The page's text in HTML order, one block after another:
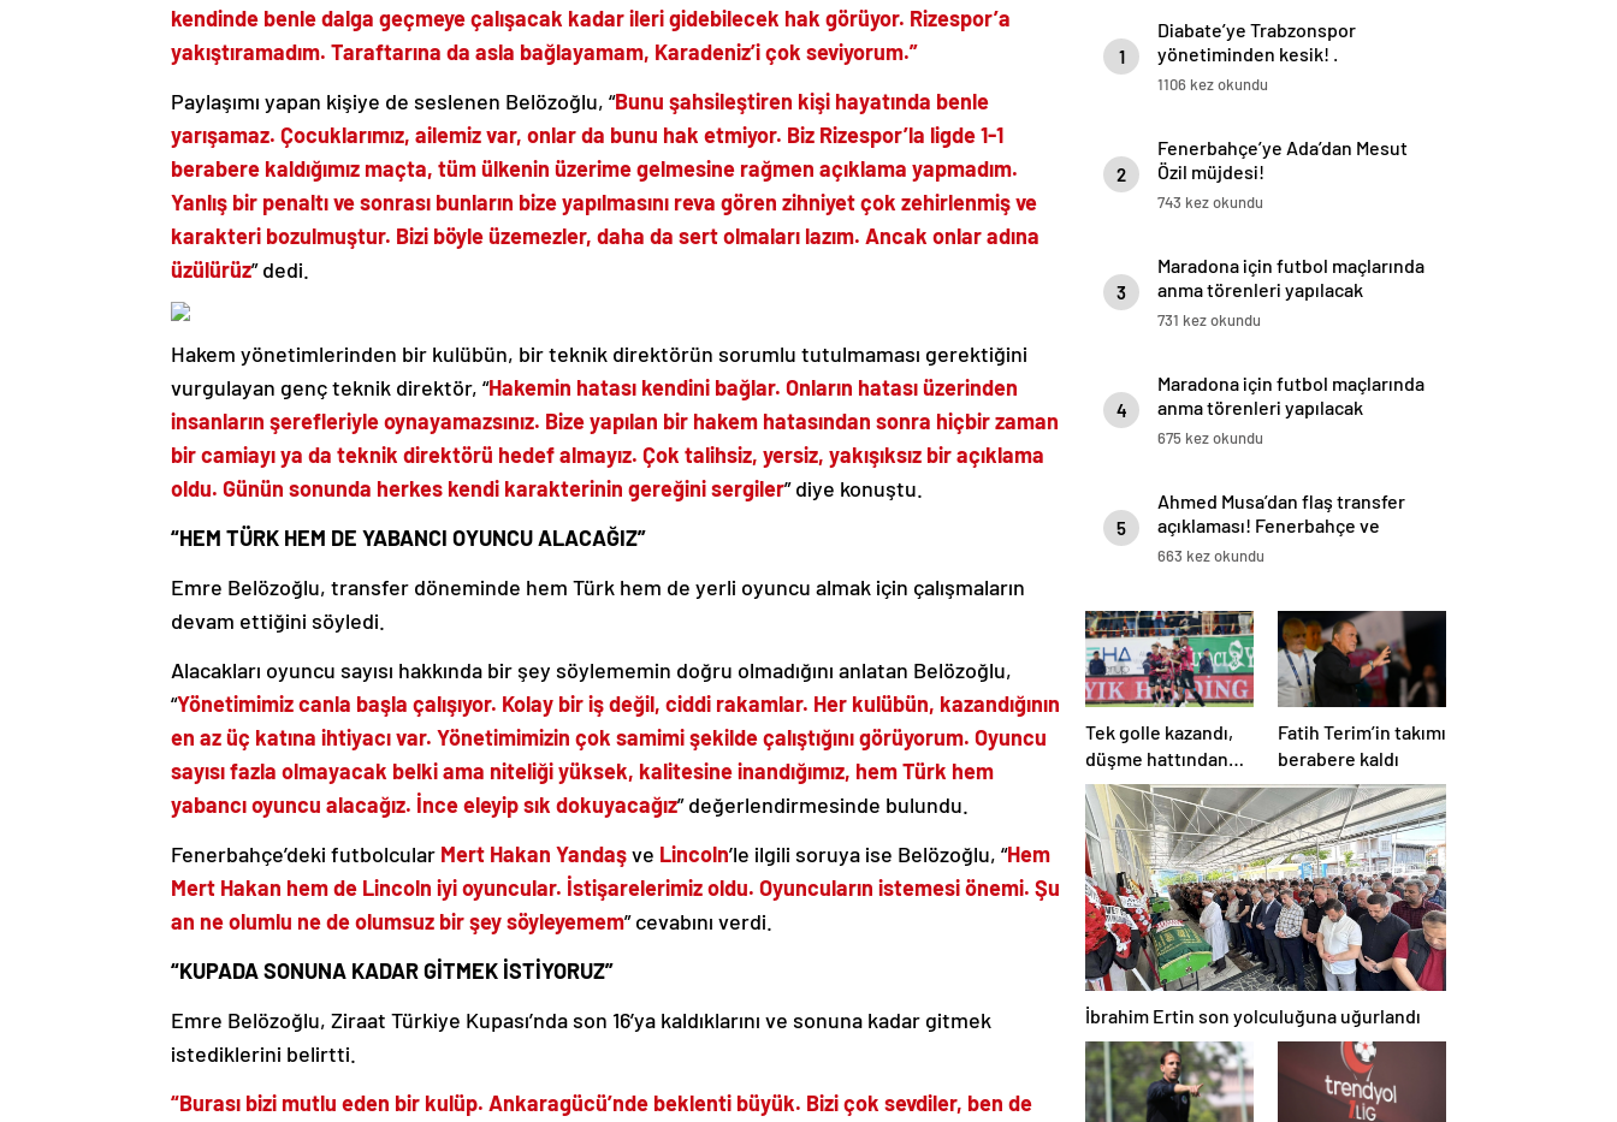
kendinde benle dalga geçmeye çalışacak kadar ileri gidebilecek hak görüyor. Rizespor’a
yakıştıramadım. Taraftarına da asla bağlayamam, Karadeniz’i çok seviyorum.”
Paylaşımı yapan kişiye de seslenen Belözoğlu, “Bunu şahsileştiren kişi hayatında benle
yarışamaz. Çocuklarımız, ailemiz var, onlar da bunu hak etmiyor. Biz Rizespor’la ligde 1-1
berabere kaldığımız maçta, tüm ülkenin üzerime gelmesine rağmen açıklama yapmadım.
Yanlış bir penaltı ve sonrası bunların bize yapılmasını reva gören zihniyet çok zehirlenmiş ve
karakteri bozulmuştur. Bizi böyle üzemezler, daha da sert olmaları lazım. Ancak onlar adına
üzülürüz” dedi.
Hakem yönetimlerinden bir kulübün, bir teknik direktörün sorumlu tutulmaması gerektiğini
vurgulayan genç teknik direktör, “Hakemin hatası kendini bağlar. Onların hatası üzerinden
insanların şerefleriyle oynayamazsınız. Bize yapılan bir hakem hatasından sonra hiçbir zaman
bir camiayı ya da teknik direktörü hedef almayız. Çok talihsiz, yersiz, yakışıksız bir açıklama
oldu. Günün sonunda herkes kendi karakterinin gereğini sergiler” diye konuştu.
“HEM TÜRK HEM DE YABANCI OYUNCU ALACAĞIZ”
Emre Belözoğlu, transfer döneminde hem Türk hem de yerli oyuncu almak için çalışmaların
devam ettiğini söyledi.
Alacakları oyuncu sayısı hakkında bir şey söylememin doğru olmadığını anlatan Belözoğlu,
“Yönetimimiz canla başla çalışıyor. Kolay bir iş değil, ciddi rakamlar. Her kulübün, kazandığının
en az üç katına ihtiyacı var. Yönetimimizin çok samimi şekilde çalıştığını görüyorum. Oyuncu
sayısı fazla olmayacak belki ama niteliği yüksek, kalitesine inandığımız, hem Türk hem
yabancı oyuncu alacağız. İnce eleyip sık dokuyacağız” değerlendirmesinde bulundu.
Fenerbahçe’deki futbolcular Mert Hakan Yandaşve Lincoln’le ilgili soruya ise Belözoğlu, “Hem
Mert Hakan hem de Lincoln iyi oyuncular. İstişarelerimiz oldu. Oyuncuların istemesi önemi. Şu
an ne olumlu ne de olumsuz bir şey söyleyemem” cevabını verdi.
“KUPADA SONUNA KADAR GİTMEK İSTİYORUZ”
Emre Belözoğlu, Ziraat Türkiye Kupası’nda son 16’ya kaldıklarını ve sonuna kadar gitmek
istediklerini belirtti.
“Burası bizi mutlu eden bir kulüp. Ankaragücü’nde beklenti büyük. Bizi çok sevdiler, ben de
1
Diabate’ye Trabzonspor
yönetiminden kesik! .
1106 kez okundu
2
Fenerbahçe’ye Ada’dan Mesut
Özil müjdesi!
743 kez okundu
3
Maradona için futbol maçlarında
anma törenleri yapılacak
731 kez okundu
4
Maradona için futbol maçlarında
anma törenleri yapılacak
675 kez okundu
5
Ahmed Musa’dan flaş transfer
açıklaması! Fenerbahçe ve
Galatasaray…
663 kez okundu
Tek golle kazandı,
düşme hattından
çıktı
Fatih Terim’in takımı
berabere kaldı
İbrahim Ertin son yolculuğuna uğurlandı